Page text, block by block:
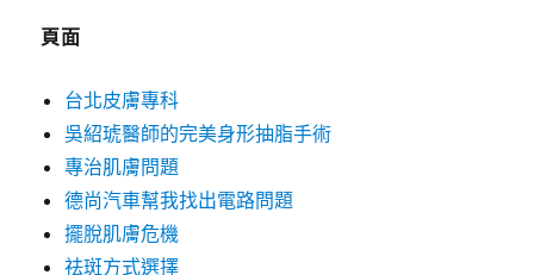
頁面
台北皮膚專科
吳紹琥醫師的完美身形抽脂手術
專治肌膚問題
德尚汽車幫我找出電路問題
擺脫肌膚危機
祛斑方式選擇